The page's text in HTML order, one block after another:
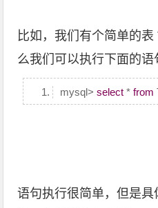
比如，我们有个简单的
么我们可以执行下面的语
mysql>select *from
语句执行很简单，但是